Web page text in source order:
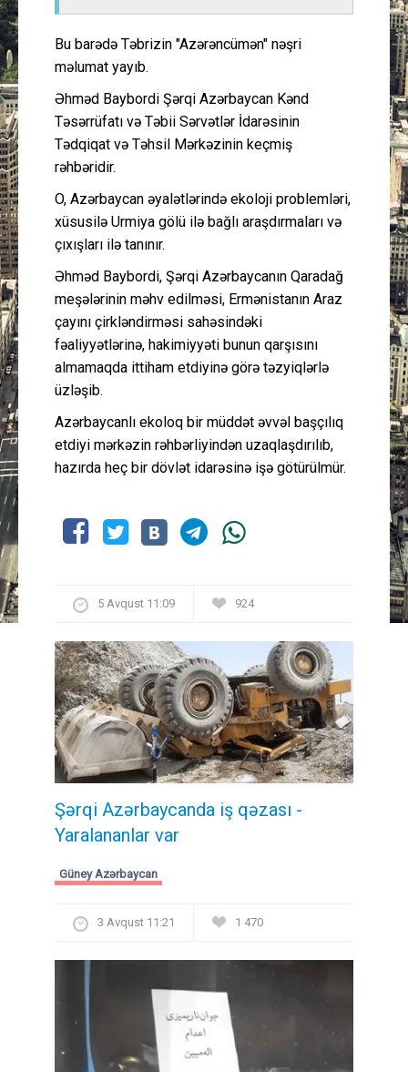
Peşə etikası
Bu barədə Təbrizin "Azərəncümən" nəşri
məlumat yayıb.
Əhməd Baybordi Şərqi Azərbaycan Kənd
Təsərrüfatı və Təbii Sərvətlər İdarəsinin
Tədqiqat və Təhsil Mərkəzinin keçmiş
rəhbəridir.
O, Azərbaycan əyalətlərində ekoloji problemləri,
xüsusilə Urmiya gölü ilə bağlı araşdırmaları və
çıxışları ilə tanınır.
Əhməd Baybordi, Şərqi Azərbaycanın Qaradağ
meşələrinin məhv edilməsi, Ermənistanın Araz
çayını çirkləndirməsi sahəsindəki
fəaliyyətlərinə, hakimiyyəti bunun qarşısını
almamaqda ittiham etdiyinə görə təzyiqlərlə
üzləşib.
Azərbaycanlı ekoloq bir müddət əvvəl başçılıq
etdiyi mərkəzin rəhbərliyindən uzaqlaşdırılıb,
hazırda heç bir dövlət idarəsinə işə götürülmür.
5 Avqust 11:09 924
Şərqi Azərbaycanda iş qəzası -
Yaralananlar var
Güney Azərbaycan
3 Avqust 11:21 1 470